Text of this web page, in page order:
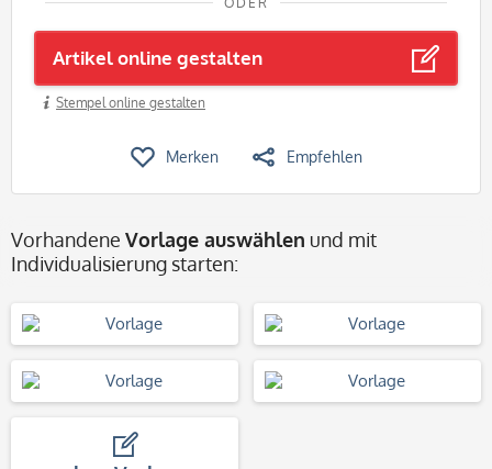
Artikel online gestalten
Stempel online gestalten
Merken Empfehlen
Vorhandene Vorlage auswählen und mit
Individualisierung starten: